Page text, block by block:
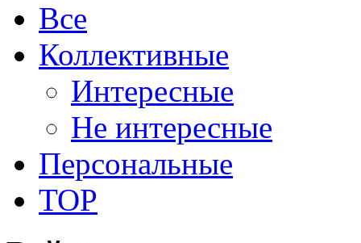
Все
Коллективные
Интересные
Не интересные
Персональные
TOP